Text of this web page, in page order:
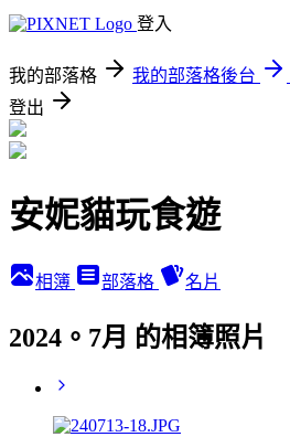
登入
我的部落格 我的部落格後台
登出
安妮貓玩食遊
相簿 部落格 名片
2024。7月 的相簿照片